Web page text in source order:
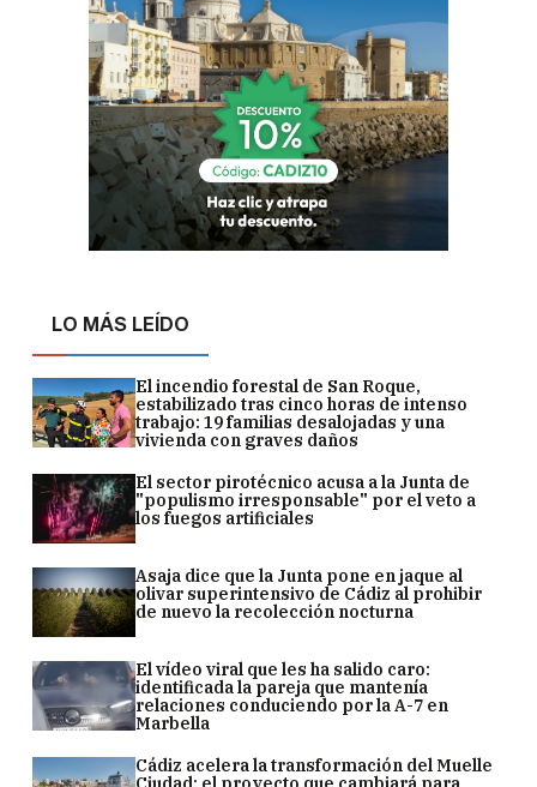
LO MÁS LEÍDO
El incendio forestal de San Roque,
estabilizado tras cinco horas de intenso
trabajo: 19 familias desalojadas y una
vivienda con graves daños
El sector pirotécnico acusa a la Junta de
"populismo irresponsable" por el veto a
los fuegos artificiales
Asaja dice que la Junta pone en jaque al
olivar superintensivo de Cádiz al prohibir
de nuevo la recolección nocturna
El vídeo viral que les ha salido caro:
identificada la pareja que mantenía
relaciones conduciendo por la A-7 en
Marbella
Cádiz acelera la transformación del Muelle